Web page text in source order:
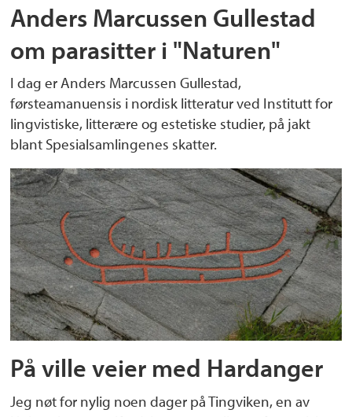
Anders Marcussen Gullestad
om parasitter i "Naturen"
I dag er Anders Marcussen Gullestad,
førsteamanuensis i nordisk litteratur ved Institutt for
lingvistiske, litterære og estetiske studier, på jakt
blant Spesialsamlingenes skatter.
På ville veier med Hardanger
Jeg nøt for nylig noen dager på Tingviken, en av